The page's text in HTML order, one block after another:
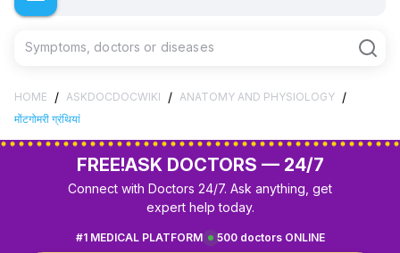
Symptoms, doctors or diseases
HOME / ASKDOCDOCWIKI / ANATOMY AND PHYSIOLOGY /
मोंटगोमरी ग्रंथियां
FREE!ASK DOCTORS — 24/7
Connect with Doctors 24/7. Ask anything, get
expert help today.
500 doctors ONLINE
#1 MEDICAL PLATFORM